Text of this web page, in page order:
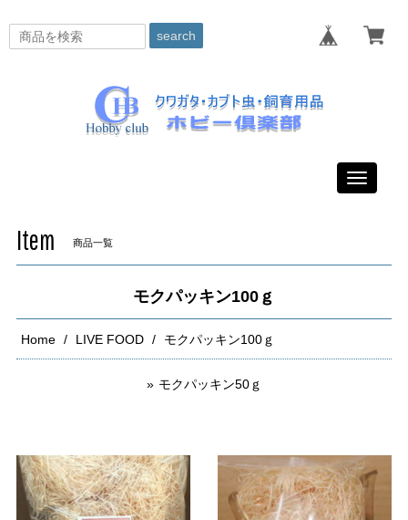
search
Toggle
Item 商品一覧
モクパッキン100ｇ
Home LIVE FOOD モクパッキン100ｇ
モクパッキン50ｇ